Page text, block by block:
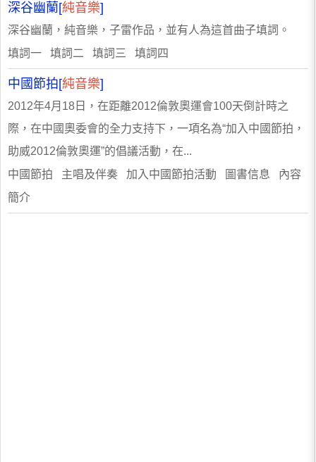
深谷幽蘭[純音樂]
深谷幽蘭，純音樂，子雷作品，並有人為這首曲子填詞。
填詞一 填詞二 填詞三 填詞四
中國節拍[純音樂]
2012年4月18日，在距離2012倫敦奧運會100天倒計時之
際，在中國奧委會的全力支持下，一項名為“加入中國節拍，
助威2012倫敦奧運”的倡議活動，在...
中國節拍 主唱及伴奏 加入中國節拍活動 圖書信息 內容
簡介